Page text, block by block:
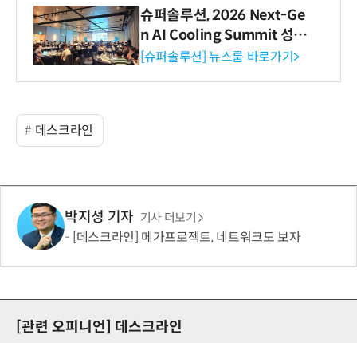
슈퍼솔루션, 2026 Next-Ge
n AI Cooling Summit 성황
리 성료
[슈퍼솔루션] 뉴스룸 바로가기>
데스크라인
박지성 기자 기사 더보기
[데스크라인] 메가프로젝트, 네트워크도 보자
[관련 오피니언] 데스크라인